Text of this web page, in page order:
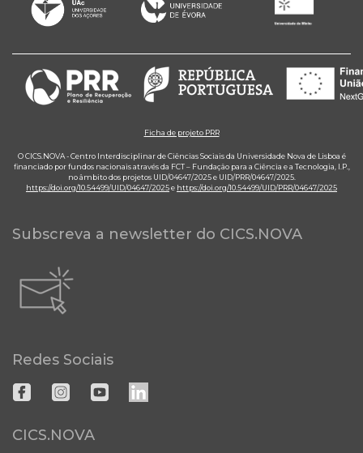
Ficha de projeto PRR
O CICS.NOVA - Centro Interdisciplinar de Ciências Sociais da Universidade Nova de Lisboa é
financiado por fundos nacionais através da FCT – Fundação para a Ciência e a Tecnologia, I.P.,
no âmbito dos projetos UID/04647/2025 e UID/PRR/04647/2025.
https://doi.org/10.54499/UID/04647/2025e https://doi.org/10.54499/UID/PRR/04647/2025
Subscreva a newsletter do CICS.NOVA
Redes Sociais
CICS.NOVA